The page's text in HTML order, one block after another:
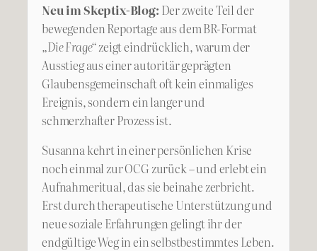
Neu im Skeptix-Blog: Der zweite Teil der
bewegenden Reportage aus dem BR-Format
„Die Frage“zeigt eindrücklich, warum der
Ausstieg aus einer autoritär geprägten
Glaubensgemeinschaft oft kein einmaliges
Ereignis, sondern ein langer und
schmerzhafter Prozess ist.
Susanna kehrt in einer persönlichen Krise
noch einmal zur OCG zurück – und erlebt ein
Aufnahmeritual, das sie beinahe zerbricht.
Erst durch therapeutische Unterstützung und
neue soziale Erfahrungen gelingt ihr der
endgültige Weg in ein selbstbestimmtes Leben.